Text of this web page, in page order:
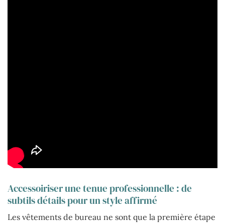
Accessoiriser une tenue professionnelle : de
subtils détails pour un style affirmé
Les vêtements de bureau ne sont que la première étape